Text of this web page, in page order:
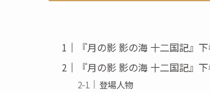
『月の影 影の海 十二国記』
『月の影 影の海 十二国記』
登場人物